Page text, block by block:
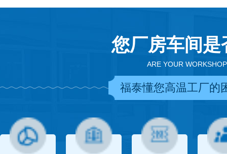
您厂房车间
ARE YOUR
福泰懂您高温工厂的